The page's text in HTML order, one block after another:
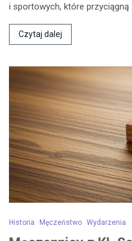
i sportowych, które
Czytaj dalej
Historia Męczeństwo Wydarzenia